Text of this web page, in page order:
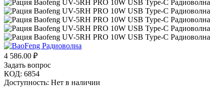
4 586.00 ₽
Задать вопрос
КОД: 6854
Доступность: Нет в наличии